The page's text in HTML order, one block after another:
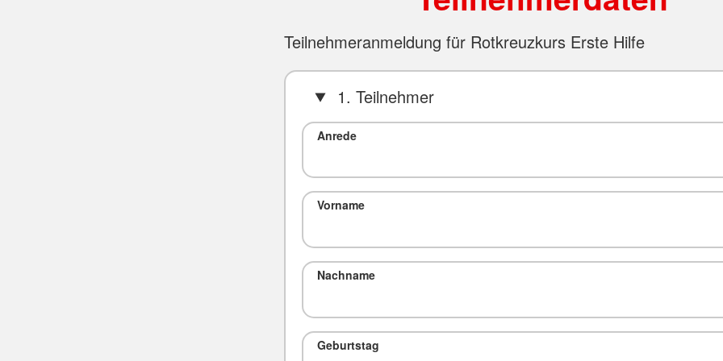
Teilnehmeranmeldung für Rotkreuzkurs Erste Hilfe
1. Teilnehmer
Anrede
Vorname
Nachname
Geburtstag